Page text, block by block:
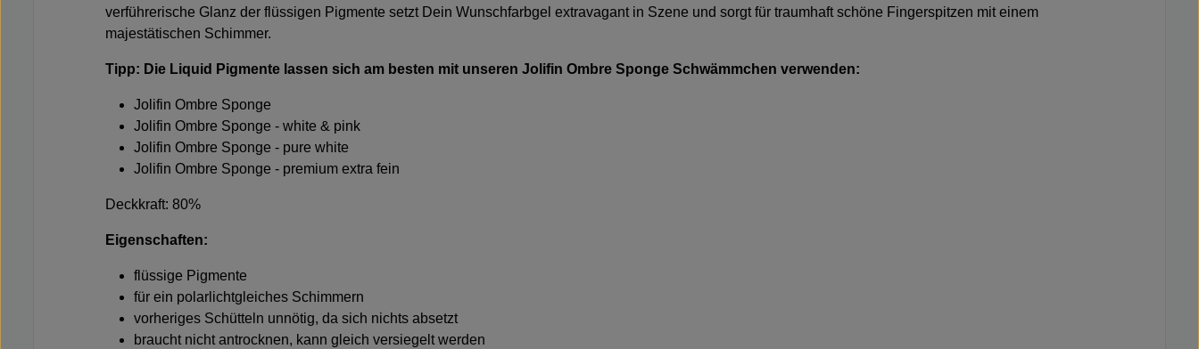
verführerische Glanz der flüssigen Pigmente setzt Dein Wunschfarbgel extravagant in Szene und sorgt für traumhaft schöne Fingerspitzen mit einem
majestätischen Schimmer.
Tipp: Die Liquid Pigmente lassen sich am besten mit unseren Jolifin Ombre Sponge Schwämmchen verwenden:
Jolifin Ombre Sponge
Jolifin Ombre Sponge - white & pink
Jolifin Ombre Sponge - pure white
Jolifin Ombre Sponge - premium extra fein
Deckkraft: 80%
Eigenschaften:
flüssige Pigmente
für ein polarlichtgleiches Schimmern
vorheriges Schütteln unnötig, da sich nichts absetzt
braucht nicht antrocknen, kann gleich versiegelt werden